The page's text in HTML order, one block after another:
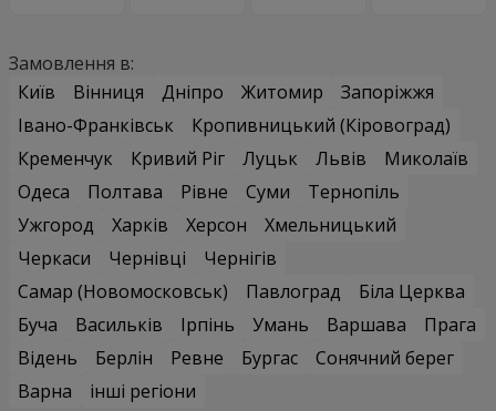
Замовлення в:
Київ
Вінниця Дніпро Житомир
Запоріжжя
Івано-Франківськ
Кропивницький (Кіровоград)
Кременчук
Кривий Ріг Луцьк Львів
Миколаїв
Одеса
Полтава Рівне Суми
Тернопіль
Ужгород
Харків Херсон
Хмельницький
Черкаси
Чернівці
Чернігів
Самар (Новомосковськ)
Павлоград
Біла Церква
Буча
Васильків Ірпінь Умань Варшава
Прага
Відень
Берлін Ревне Бургас
Сонячний берег
Варна
інші регіони